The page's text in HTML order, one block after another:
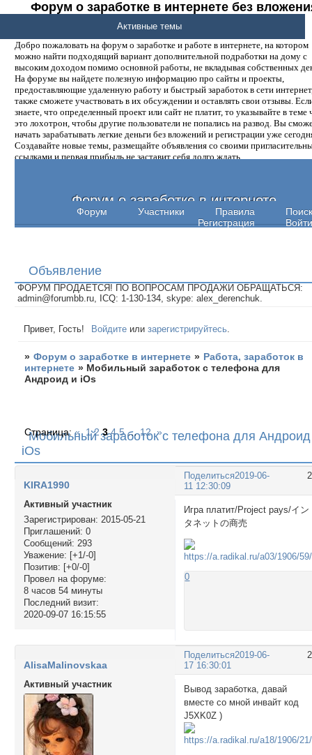
Форум о заработке в интернете без
денег.
Добро пожаловать на форум о заработке и работе в интернете, на котором
можно найти подходящий вариант дополнительной подработки на дому с
высоким доходом помимо основной работы, не вкладывая собственных
На форуме вы найдете полезную информацию про сайты и проекты,
предоставляющие удаленную работу и быстрый заработок в сети
также сможете участвовать в их обсуждении и оставлять свои отзывы.
знаете, что определенный проект или сайт не платит, то указывайте в теме
это лохотрон, чтобы другие пользователи не попались на развод. Вы
начать зарабатывать легкие деньги без вложений и регистрации уже
Создавайте новые темы, размещайте объявления со своими
ссылками и первая прибыль не заставит себя долго ждать.
Форум о заработке в интернете
Форум Участники Правила
Поиск
Регистрация
Войти
Активные темы
Объявление
ФОРУМ ПРОДАЕТСЯ! ПО ВОПРОСАМ ПРОДАЖИ ОБРАЩАТЬСЯ:
admin@forumbb.ru, ICQ: 1-130-134, skype: alex_derenchuk.
Привет, Гость! Войдите илизарегистрируйтесь
» Форум о заработке в интернете » Работа, заработок в
интернете » Мобильный заработок с телефона для
Андроид и iOs
Мобильный заработок с телефона для
iOs
Страница:« 1 2 3 4 5 … 12 »
Поделиться2019-06-
11 12:30:09
KIRA1990
Активный участник
Зарегистрирован: 2015-05-21
Приглашений: 0
Сообщений: 293
Уважение: [+1/-0]
Позитив: [+0/-0]
Провел на форуме:
8 часов 54 минуты
Последний визит:
2020-09-07 16:15:55
Игра платит/Project pays/イン
タネットの商売
0
Поделиться2019-06-
17 16:30:01
AlisaMalinovskaa
Активный участник
Вывод заработка, давай
вместе со мной инвайт код
J5XK0Z )